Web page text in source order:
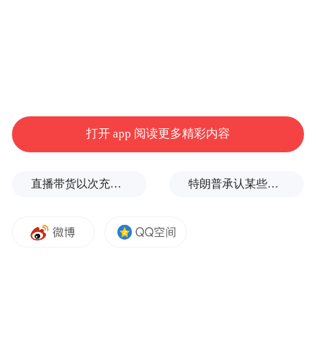
打开 app 阅读更多精彩内容
直播带货以次充好、拒不发货，算诈骗吗？ 特朗普承认某些弹药供应紧张